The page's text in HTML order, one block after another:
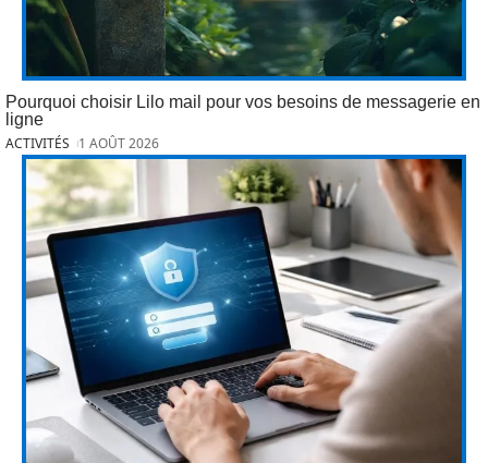
Pourquoi choisir Lilo mail pour vos besoins de messagerie en
ligne
ACTIVITÉS 1 AOÛT 2026